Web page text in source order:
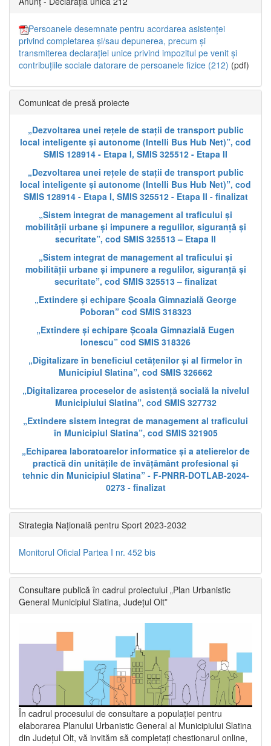
Persoanele desemnate pentru acordarea asistenței
privind completarea și/sau depunerea, precum și
transmiterea declarației unice privind impozitul pe venit și
contribuțiile sociale datorare de persoanele fizice (212) (pdf)
Comunicat de presă proiecte
„Dezvoltarea unei rețele de stații de transport public
local inteligente și autonome (Intelli Bus Hub Net)”, cod
SMIS 128914 - Etapa I, SMIS 325512 - Etapa II
„Dezvoltarea unei rețele de stații de transport public
local inteligente și autonome (Intelli Bus Hub Net)”, cod
SMIS 128914 - Etapa I, SMIS 325512 - Etapa II - finalizat
„Sistem integrat de management al traficului și
mobilității urbane și impunere a regulilor, siguranță și
securitate”, cod SMIS 325513 – Etapa II
„Sistem integrat de management al traficului și
mobilității urbane și impunere a regulilor, siguranță și
securitate”, cod SMIS 325513 – finalizat
„Extindere și echipare Școala Gimnazială George
Poboran” cod SMIS 318323
„Extindere și echipare Școala Gimnazială Eugen
Ionescu” cod SMIS 318326
„Digitalizare în beneficiul cetățenilor și al firmelor în
Municipiul Slatina”, cod SMIS 326662
„Digitalizarea proceselor de asistență socială la nivelul
Municipiului Slatina”, cod SMIS 327732
„Extindere sistem integrat de management al traficului
în Municipiul Slatina”, cod SMIS 321905
„Echiparea laboratoarelor informatice și a atelierelor de
practică din unitățile de învățământ profesional și
tehnic din Municipiul Slatina” - F-PNRR-DOTLAB-2024-
0273 - finalizat
Strategia Națională pentru Sport 2023-2032
Monitorul Oficial Partea I nr. 452 bis
Consultare publică în cadrul proiectului „Plan Urbanistic
General Municipiul Slatina, Județul Olt”
În cadrul procesului de consultare a populaţiei pentru
elaborarea Planului Urbanistic General al Municipiului Slatina
din Județul Olt, vă invităm să completați chestionarul online,